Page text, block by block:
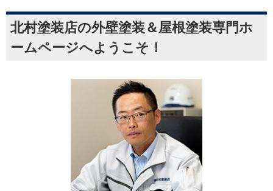
北村塗装店の外壁塗装＆屋根塗装専門ホ
ームページへようこそ！